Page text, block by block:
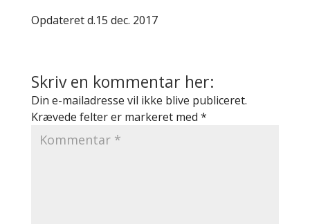
Opdateret d.15 dec. 2017
Skriv en kommentar her:
Din e-mailadresse vil ikke blive publiceret.
Krævede felter er markeret med *